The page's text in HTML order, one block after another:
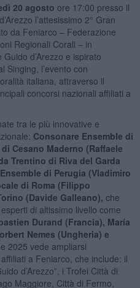
20 agosto ore 17:00 presso il
l’attesissimo 2° Gran
da Feniarco – Federazione
Regionali Corali – in
d’Arezzo e ispirato
Singing, l’evento con
italiana, attraverso il
concorsi nazionali affiliati a
tra le più innovative e
Consonare Ensemble di
Cesano Maderno (Raffaele
Trentino di Riva del Garda
di Perugia (Vladimiro
di Roma (Filippo
(Davide Galleano), che
di altissimo livello come
Durand (Francia), María
Nemes (Ungheria) e
2025 vede ampliarsi
a Feniarco, che include: il
d’Arezzo”, i Trofei Città di
Maggiore, Città di Fermo,